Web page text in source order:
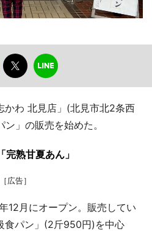
わ 北見店」(北見市北2条西
」の販売を始めた。
熟甘夏あん」
［広告］
12月にオープン。販売してい
食パン」(2斤950円)を中心